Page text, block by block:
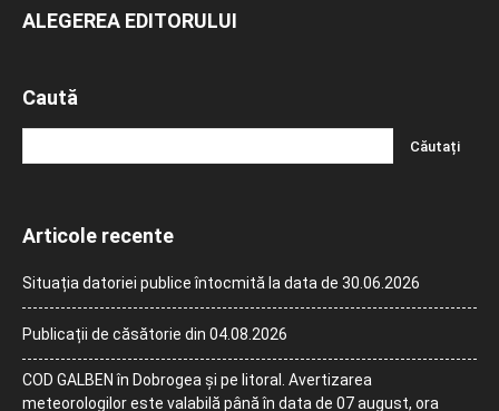
ALEGEREA EDITORULUI
Caută
Articole recente
Situația datoriei publice întocmită la data de 30.06.2026
Publicații de căsătorie din 04.08.2026
COD GALBEN în Dobrogea și pe litoral. Avertizarea
meteorologilor este valabilă până în data de 07 august, ora